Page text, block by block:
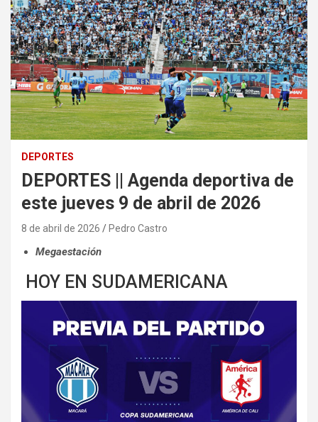
DEPORTES
DEPORTES || Agenda deportiva de
este jueves 9 de abril de 2026
8 de abril de 2026 Pedro Castro
Megaestación
HOY EN SUDAMERICANA